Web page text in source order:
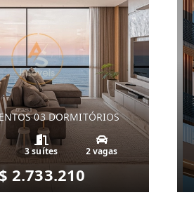
03 DORMITÓRIOS
3 suítes 2 vagas
2.733.210